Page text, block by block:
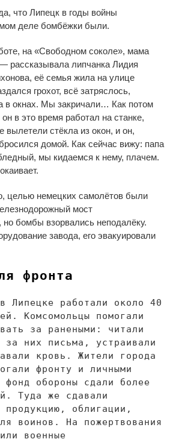
что Липецк в годы войны
деле бомбёжки были.
на «Свободном соколе», мама
рассказывала липчанка Лидия
её семья жила на улице
грохот, всё затряслось,
в окнах. Мы закричали… Как потом
он в это время работал на станке,
вылетели стёкла из окон, и он,
домой. Как сейчас вижу: папа
мы кидаемся к нему, плачем.
целью немецких самолётов были
мост
, но бомбы взорвались неподалёку.
завода, его эвакуировали
фронта
Липецке работали около 40
Комсомольцы помогали
за
ранеными: читали
за
них письма, устраивали
кровь. Жители города
фронту и
личными
фонд обороны сдали более
Туда
же сдавали
продукцию, облигации,
воинов. На
пожертвования
военные